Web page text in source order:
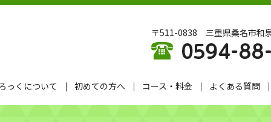
〒511-0838 三重県桑名市和
っくについて 初めての方へ コース・料金 よくある質問